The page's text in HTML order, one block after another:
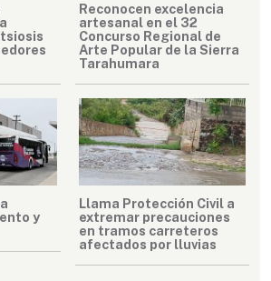
Reconocen excelencia
artesanal en el 32
Concurso Regional de
Arte Popular de la Sierra
Tarahumara
y
Llama Protección Civil a
extremar precauciones
en tramos carreteros
afectados por lluvias